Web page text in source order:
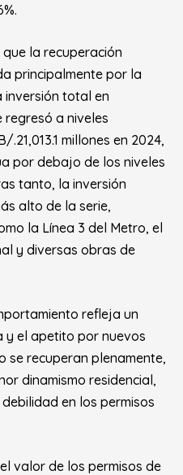
la recuperación
principalmente por la
inversión total en
a niveles
millones en 2024,
por debajo de los niveles
tanto, la inversión
alto de la serie,
la Línea 3 del Metro, el
y diversas obras de
refleja un
y el apetito por nuevos
se recuperan plenamente,
dinamismo residencial,
en los permisos
valor de los permisos de